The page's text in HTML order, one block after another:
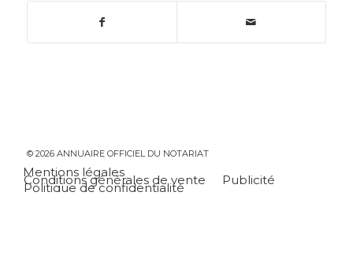
© 2026 ANNUAIRE OFFICIEL DU NOTARIAT
Mentions légales
Conditions générales de vente Publicité
Politique de confidentialité